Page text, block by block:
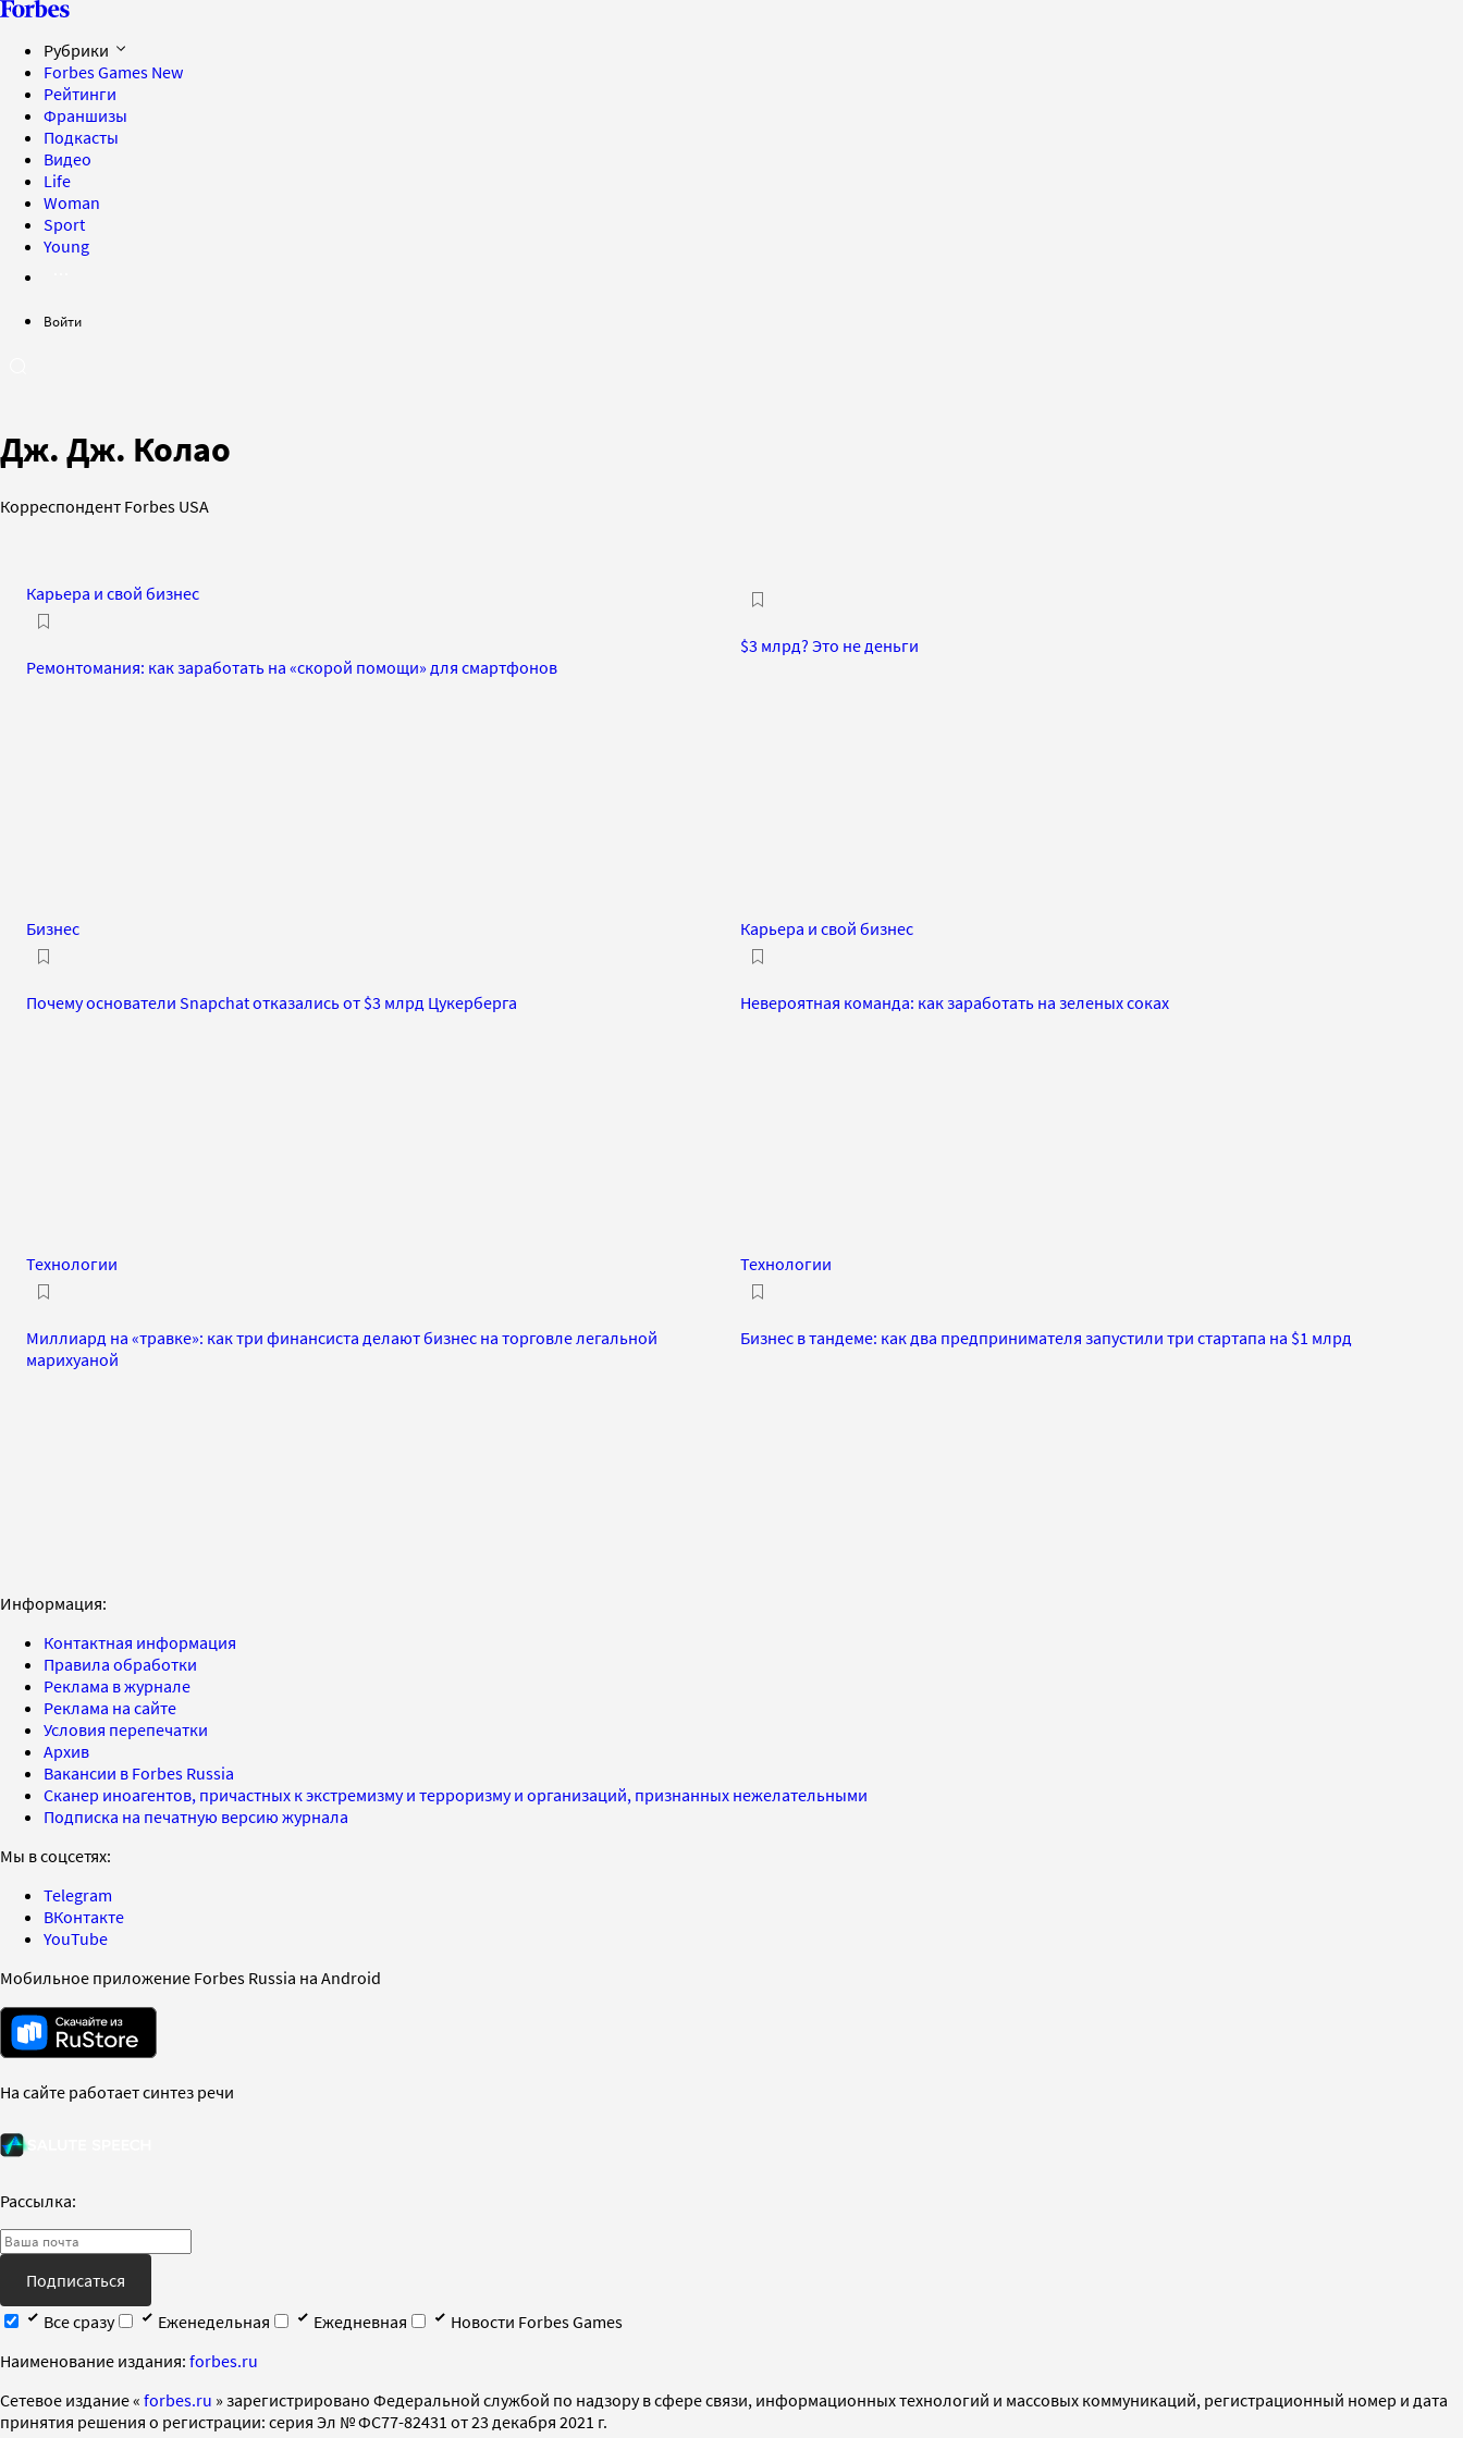
Рубрики
Forbes Games New
Рейтинги
Франшизы
Подкасты
Видео
Life
Woman
Sport
Young
Войти
Дж. Дж. Колао
Корреспондент Forbes USA
Карьера и свой бизнес
Ремонтомания: как заработать на «скорой помощи» для смартфонов
$3 млрд? Это не деньги
Бизнес
Почему основатели Snapchat отказались от $3 млрд Цукерберга
Карьера и свой бизнес
Невероятная команда: как заработать на зеленых соках
Технологии
Миллиард на «травке»: как три финансиста делают бизнес на торговле легальной
марихуаной
Технологии
Бизнес в тандеме: как два предпринимателя запустили три стартапа на $1 млрд
Информация:
Контактная информация
Правила обработки
Реклама в журнале
Реклама на сайте
Условия перепечатки
Архив
Вакансии в Forbes Russia
Сканер иноагентов, причастных к экстремизму и терроризму и организаций, признанных нежелательными
Подписка на печатную версию журнала
Мы в соцсетях:
Telegram
ВКонтакте
YouTube
Мобильное приложение Forbes Russia на Android
На сайте работает синтез речи
Рассылка:
Подписаться
Все сразу
Еженедельная Ежедневная
Новости Forbes Games
Наименование издания: forbes.ru
Cетевое издание « forbes.ru » зарегистрировано Федеральной службой по надзору в сфере связи, информационных технологий и массовых коммуникаций, регистрационный номер и дата
принятия решения о регистрации: серия Эл № ФС77-82431 от 23 декабря 2021 г.